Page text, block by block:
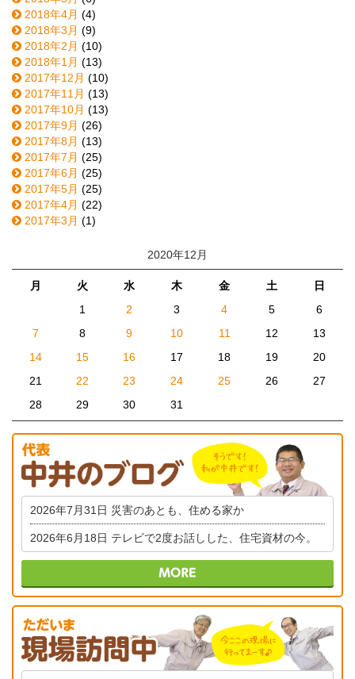
2018年4月 (4)
2018年3月 (9)
2018年2月 (10)
2018年1月 (13)
2017年12月 (10)
2017年11月 (13)
2017年10月 (13)
2017年9月 (26)
2017年8月 (13)
2017年7月 (25)
2017年6月 (25)
2017年5月 (25)
2017年4月 (22)
2017年3月 (1)
2020年12月
月 火 水 木 金 土
日
1
2 3 4 5
6
7
8 9 10 11 12
13
14
15 16 17 18 19
20
21
22 23 24 25 26
27
28
29 30 31
2026年7月31日 災害のあとも、住める家か
2026年6月18日 テレビで2度お話しした、住宅資材の今。